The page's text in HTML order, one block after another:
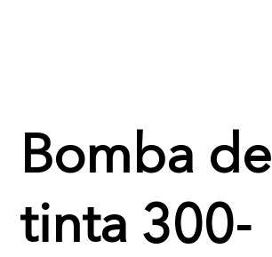
Bomba de
tinta 300-